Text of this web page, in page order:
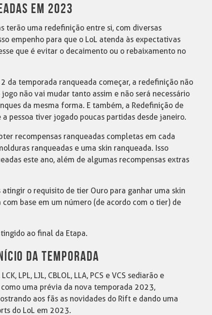
EM 2023
terão uma redefinição entre si, com diversas
empenho para que o LoL atenda às expectativas
que é evitar o decaimento ou o rebaixamento no
da temporada ranqueada começar, a redefinição não
não vai mudar tanto assim e não será necessário
da mesma forma. E também, a Redefinição de
pessoa tiver jogado poucas partidas desde janeiro.
recompensas ranqueadas completas em cada
ranqueadas e uma skin ranqueada. Isso
este ano, além de algumas recompensas extras
o requisito de tier Ouro para ganhar uma skin
base em um número (de acordo com o tier) de
ao final da Etapa.
DA TEMPORADA
LPL, LJL, CBLOL, LLA, PCS e VCS sediarão e
uma prévia da nova temporada 2023,
aos fãs as novidades do Rift e dando uma
do LoL em 2023.